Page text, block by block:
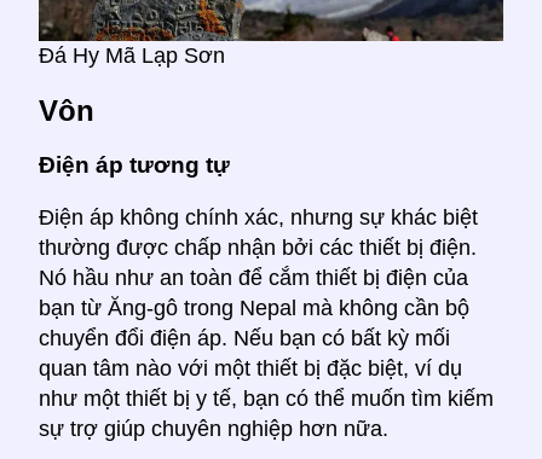
Đá Hy Mã Lạp Sơn
Vôn
Điện áp tương tự
Điện áp không chính xác, nhưng sự khác biệt
thường được chấp nhận bởi các thiết bị điện.
Nó hầu như an toàn để cắm thiết bị điện của
bạn từ Ăng-gô trong Nepal mà không cần bộ
chuyển đổi điện áp. Nếu bạn có bất kỳ mối
quan tâm nào với một thiết bị đặc biệt, ví dụ
như một thiết bị y tế, bạn có thể muốn tìm kiếm
sự trợ giúp chuyên nghiệp hơn nữa.